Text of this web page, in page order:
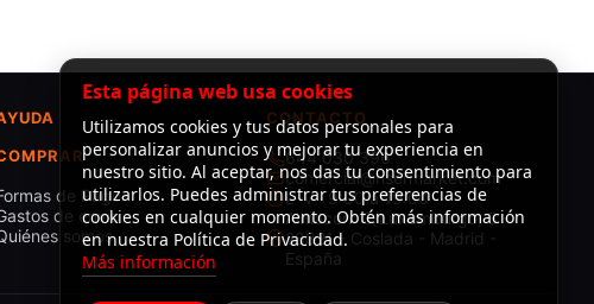
de Pago
de envío
somos
CONTACTO
644 030 396
comercial@risermarket.com
L–V · 9:00 a 19:00
Almacén: C/Luxemburgo, 3 -
28821 - Coslada - Madrid -
España
Esta página web usa cookies
Utilizamos cookies y tus datos personales para
personalizar anuncios y mejorar tu experiencia en
nuestro sitio. Al aceptar, nos das tu consentimiento para
utilizarlos. Puedes administrar tus preferencias de
cookies en cualquier momento. Obtén más información
en nuestra Política de Privacidad.
Más información